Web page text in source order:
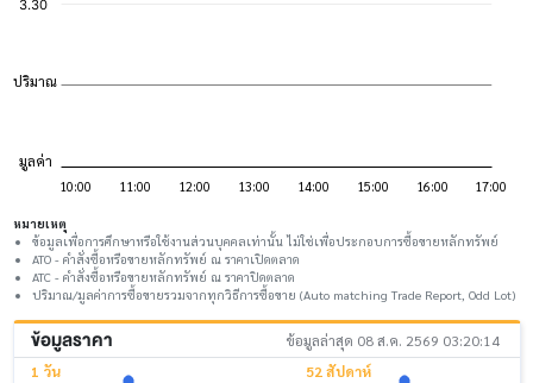
หมายเหตุ
ข้อมูลเพื่อการศึกษาหรือใช้งานส่วนบุคคลเท่านั้น ไม่ใช่เพื่อประกอบการซื้อขายหลักทรัพย์
ATO - คำสั่งซื้อหรือขายหลักทรัพย์ ณ ราคาเปิดตลาด
ATC - คำสั่งซื้อหรือขายหลักทรัพย์ ณ ราคาปิดตลาด
ปริมาณ/มูลค่าการซื้อขายรวมจากทุกวิธีการซื้อขาย (Auto matching Trade Report, Odd Lot)
ข้อมูลราคา
ข้อมูลล่าสุด 08 ส.ค. 2569 03:20:14
1 วัน
52 สัปดาห์